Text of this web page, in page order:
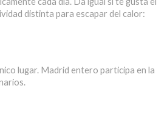
distinta para escapar del calor:
lugar. Madrid entero participa en la